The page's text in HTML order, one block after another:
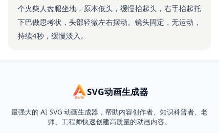
个火柴人盘腿坐地，原本低头，缓慢抬起头，右手抬起托
下巴做思考状，头部轻微左右摆动。镜头固定，无运动，
持续4秒，缓慢淡入。
SVG动画生成器
最强大的 AI SVG 动画生成器，帮助内容创作者、知识科普者、老
师、工程师快速创建高质量的动画内容。